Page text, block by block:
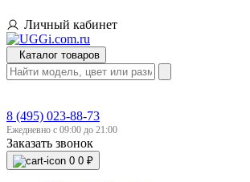
Личный кабинет
Каталог товаров
8 (495) 023-88-73
Ежедневно с 09:00 до 21:00
Заказать звонок
0 0 ₽